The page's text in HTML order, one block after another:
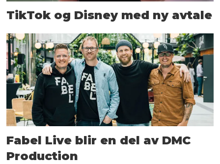
TikTok og Disney med ny avtale
Fabel Live blir en del av DMC
Production